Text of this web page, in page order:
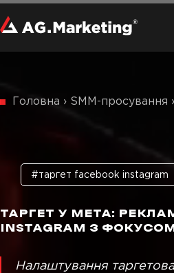
Головна › SMM-просування ›
#таргет facebook instagram
ТАРГЕТ У META:
INSTAGRAM З
Налаштування